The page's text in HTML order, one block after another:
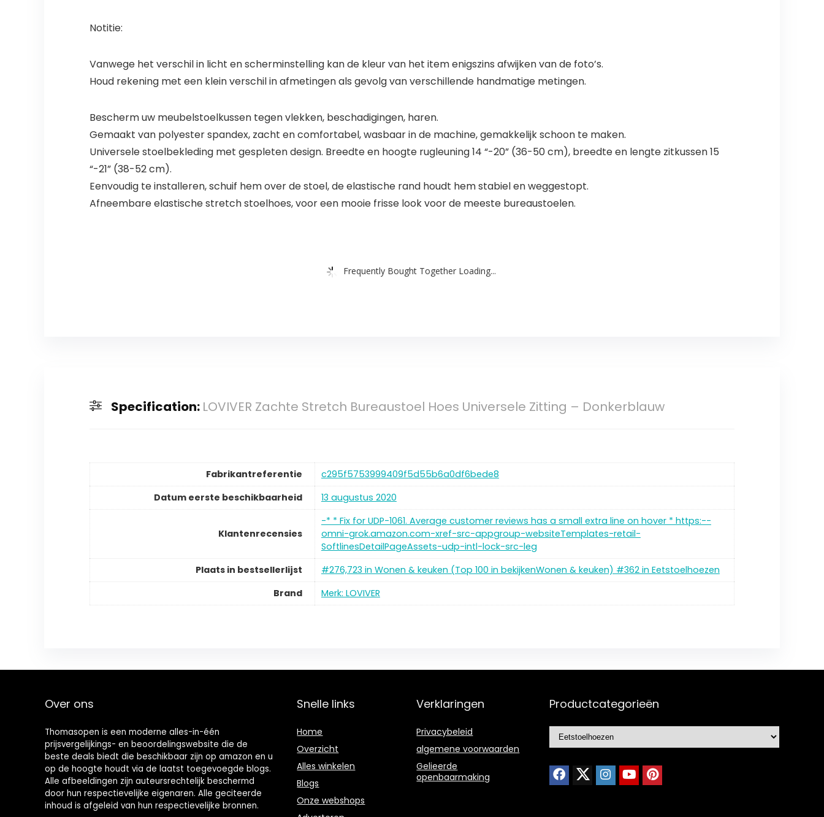
Notitie:
Vanwege het verschil in licht en scherminstelling kan de kleur van het item enigszins afwijken van de foto’s.
Houd rekening met een klein verschil in afmetingen als gevolg van verschillende handmatige metingen.
Bescherm uw meubelstoelkussen tegen vlekken, beschadigingen, haren.
Gemaakt van polyester spandex, zacht en comfortabel, wasbaar in de machine, gemakkelijk schoon te maken.
Universele stoelbekleding met gespleten design. Breedte en hoogte rugleuning 14 “-20” (36-50 cm), breedte en lengte zitkussen 15
“-21” (38-52 cm).
Eenvoudig te installeren, schuif hem over de stoel, de elastische rand houdt hem stabiel en weggestopt.
Afneembare elastische stretch stoelhoes, voor een mooie frisse look voor de meeste bureaustoelen.
Frequently Bought Together Loading...
Specification: LOVIVER Zachte Stretch Bureaustoel Hoes Universele Zitting – Donkerblauw
Fabrikantreferentie
c295f5753999409f5d55b6a0df6bede8
Datum eerste beschikbaarheid
13 augustus 2020
Klantenrecensies
-* * Fix for UDP-1061. Average customer reviews has a small extra line on hover * https:--
omni-grok.amazon.com-xref-src-appgroup-websiteTemplates-retail-
SoftlinesDetailPageAssets-udp-intl-lock-src-leg
Plaats in bestsellerlijst
#276,723 in Wonen & keuken (Top 100 in bekijkenWonen & keuken) #362 in Eetstoelhoezen
Brand
Merk: LOVIVER
Over ons
Thomasopen is een moderne alles-in-één
prijsvergelijkings- en beoordelingswebsite die de
beste deals biedt die beschikbaar zijn op amazon en u
op de hoogte houdt via de laatst toegevoegde blogs.
Alle afbeeldingen zijn auteursrechtelijk beschermd
door hun respectievelijke eigenaren. Alle geciteerde
inhoud is afgeleid van hun respectievelijke bronnen.
Snelle links
Home
Overzicht
Alles winkelen
Blogs
Onze webshops
Verklaringen
Privacybeleid
algemene voorwaarden
Gelieerde
openbaarmaking
Productcategorieën